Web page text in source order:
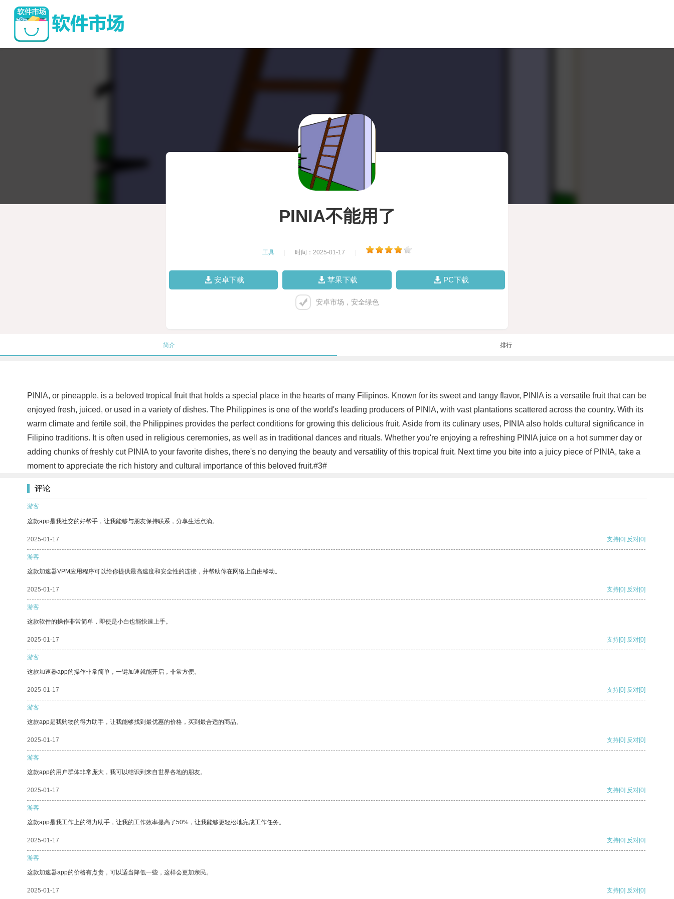
PINIA不能用了
工具 时间：2025-01-17
安卓下载 苹果下载 PC下载
安卓市场，安全绿色
简介 排行
PINIA, or pineapple, is a beloved tropical fruit that holds a special place in the hearts of many Filipinos. Known for its sweet and tangy flavor, PINIA is a versatile fruit that can be
enjoyed fresh, juiced, or used in a variety of dishes. The Philippines is one of the world's leading producers of PINIA, with vast plantations scattered across the country. With its
warm climate and fertile soil, the Philippines provides the perfect conditions for growing this delicious fruit. Aside from its culinary uses, PINIA also holds cultural significance in
Filipino traditions. It is often used in religious ceremonies, as well as in traditional dances and rituals. Whether you're enjoying a refreshing PINIA juice on a hot summer day or
adding chunks of freshly cut PINIA to your favorite dishes, there's no denying the beauty and versatility of this tropical fruit. Next time you bite into a juicy piece of PINIA, take a
moment to appreciate the rich history and cultural importance of this beloved fruit.#3#
评论
游客
这款app是我社交的好帮手，让我能够与朋友保持联系，分享生活点滴。
2025-01-17 支持[0] 反对[0]
游客
这款加速器VPM应用程序可以给你提供最高速度和安全性的连接，并帮助你在网络上自由移动。
2025-01-17 支持[0] 反对[0]
游客
这款软件的操作非常简单，即使是小白也能快速上手。
2025-01-17 支持[0] 反对[0]
游客
这款加速器app的操作非常简单，一键加速就能开启，非常方便。
2025-01-17 支持[0] 反对[0]
游客
这款app是我购物的得力助手，让我能够找到最优惠的价格，买到最合适的商品。
2025-01-17 支持[0] 反对[0]
游客
这款app的用户群体非常庞大，我可以结识到来自世界各地的朋友。
2025-01-17 支持[0] 反对[0]
游客
这款app是我工作上的得力助手，让我的工作效率提高了50%，让我能够更轻松地完成工作任务。
2025-01-17 支持[0] 反对[0]
游客
这款加速器app的价格有点贵，可以适当降低一些，这样会更加亲民。
2025-01-17 支持[0] 反对[0]